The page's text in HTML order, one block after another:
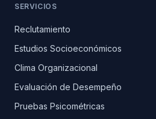
SERVICIOS
Reclutamiento
Estudios Socioeconómicos
Clima Organizacional
Evaluación de Desempeño
Pruebas Psicométricas